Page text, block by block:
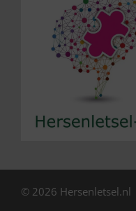
© 2026 Hersenletsel.nl